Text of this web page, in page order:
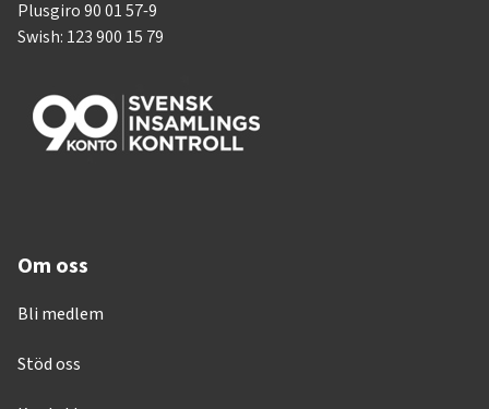
Plusgiro 90 01 57-9
Swish: 123 900 15 79
Om oss
Bli medlem
Stöd oss